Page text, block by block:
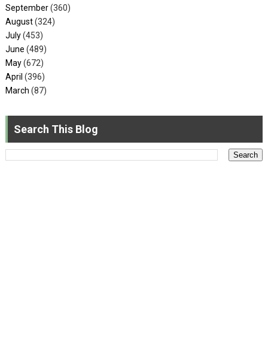
September(360)
August(324)
July(453)
June (489)
May(672)
April (396)
March (87)
Search This Blog